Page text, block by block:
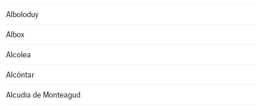
Alboloduy
Albox
Alcolea
Alcóntar
Alcudia de Monteagud